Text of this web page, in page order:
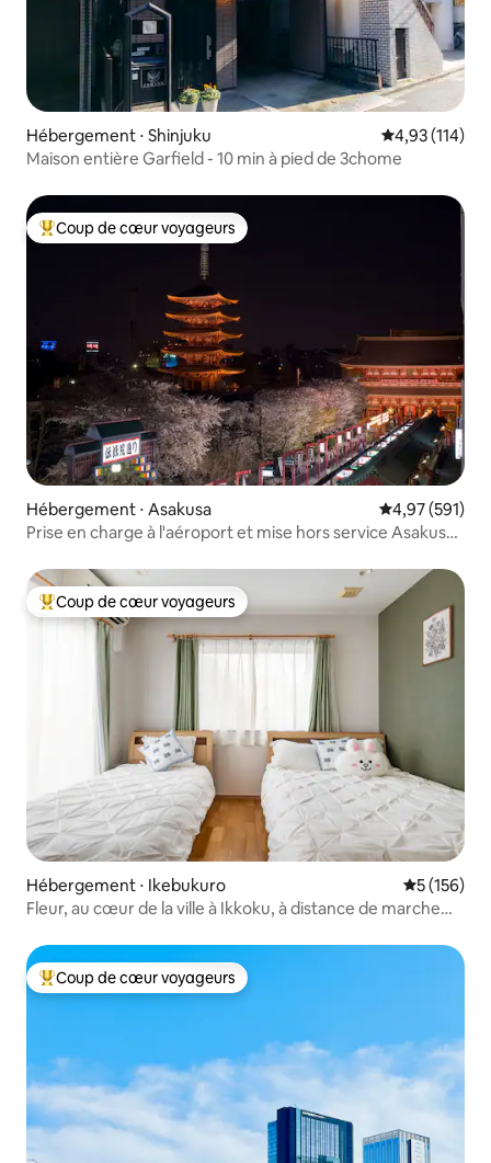
Hébergement ⋅ Shinjuku Évaluation
4,93 (114)
Maison entière Garfield - 10 min à pied de 3chome
Coups de cœur voyageurs les plus appréciés
Coup de cœur voyageurs
Hébergement ⋅ Asakusa Évaluation
4,97 (591)
Prise en charge à l'aéroport et mise hors service Asakusa
Coups de cœur voyageurs les plus appréciés
Coup de cœur voyageurs
Hébergement ⋅ Ikebukuro Évaluation
5 (156)
Fleur, au cœur de la ville à Ikkoku, à distance de marche
équipé, vous pouvez vous enregistrer avec vos bagages,
nous avons créé avec soin un foyer chaleureux pour votre
voyage
Coups de cœur voyageurs les plus appréciés
Coup de cœur voyageurs